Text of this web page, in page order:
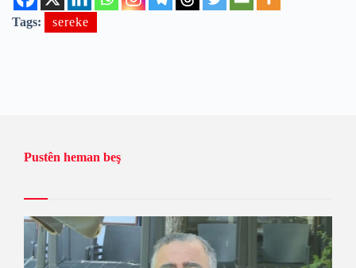
Tags: sereke
Pustên heman beş